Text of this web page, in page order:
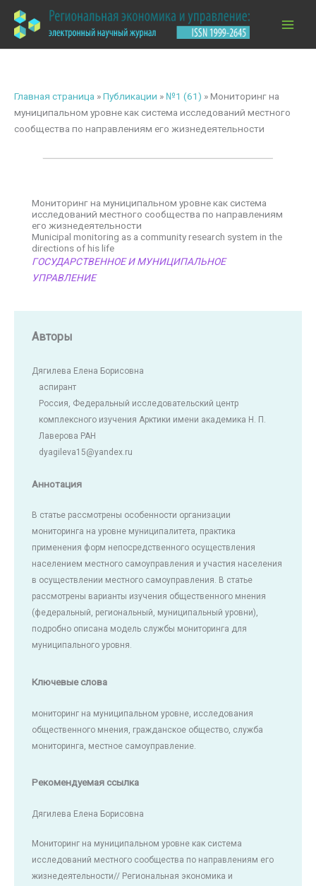
содержимому
Главная страница »Публикации » №1 (61) »Мониторинг на
муниципальном уровне как система исследований местного
сообщества по направлениям его жизнедеятельности
Мониторинг на муниципальном уровне как система
исследований местного сообщества по направлениям
его жизнедеятельности
Municipal monitoring as a community research system in the
directions of his life
ГОСУДАРСТВЕННОЕ И МУНИЦИПАЛЬНОЕ
УПРАВЛЕНИЕ
Авторы
Дягилева Елена Борисовна
аспирант
Россия, Федеральный исследовательский центр
комплексного изучения Арктики имени академика Н. П.
Лаверова РАН
dyagileva15@yandex.ru
Аннотация
В статье рассмотрены особенности организации
мониторинга на уровне муниципалитета, практика
применения форм непосредственного осуществления
населением местного самоуправления и участия населения
в осуществлении местного самоуправления. В статье
рассмотрены варианты изучения общественного мнения
(федеральный, региональный, муниципальный уровни),
подробно описана модель службы мониторинга для
муниципального уровня.
Ключевые слова
мониторинг на муниципальном уровне, исследования
общественного мнения, гражданское общество, служба
мониторинга, местное самоуправление.
Рекомендуемая ссылка
Дягилева Елена Борисовна
Мониторинг на муниципальном уровне как система
исследований местного сообщества по направлениям его
жизнедеятельности// Региональная экономика и